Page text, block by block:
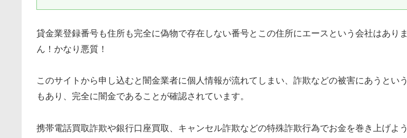
貸金業登録番号も住所も完全に偽物で存在しない番号とこの住所にエースという会社はあり
ん！かなり悪質！
このサイトから申し込むと闇金業者に個人情報が流れてしまい、詐欺などの被害にあうとい
もあり、完全に闇金であることが確認されています。
携帯電話買取詐欺や銀行口座買取、キャンセル詐欺などの特殊詐欺行為でお金を巻き上げよ